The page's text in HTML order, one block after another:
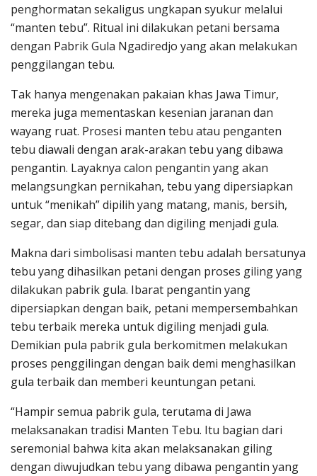
penghormatan sekaligus ungkapan syukur melalui
“manten tebu”. Ritual ini dilakukan petani bersama
dengan Pabrik Gula Ngadiredjo yang akan melakukan
penggilangan tebu.
Tak hanya mengenakan pakaian khas Jawa Timur,
mereka juga mementaskan kesenian jaranan dan
wayang ruat. Prosesi manten tebu atau penganten
tebu diawali dengan arak-arakan tebu yang dibawa
pengantin. Layaknya calon pengantin yang akan
melangsungkan pernikahan, tebu yang dipersiapkan
untuk “menikah” dipilih yang matang, manis, bersih,
segar, dan siap ditebang dan digiling menjadi gula.
Makna dari simbolisasi manten tebu adalah bersatunya
tebu yang dihasilkan petani dengan proses giling yang
dilakukan pabrik gula. Ibarat pengantin yang
dipersiapkan dengan baik, petani mempersembahkan
tebu terbaik mereka untuk digiling menjadi gula.
Demikian pula pabrik gula berkomitmen melakukan
proses penggilingan dengan baik demi menghasilkan
gula terbaik dan memberi keuntungan petani.
“Hampir semua pabrik gula, terutama di Jawa
melaksanakan tradisi Manten Tebu. Itu bagian dari
seremonial bahwa kita akan melaksanakan giling
dengan diwujudkan tebu yang dibawa pengantin yang